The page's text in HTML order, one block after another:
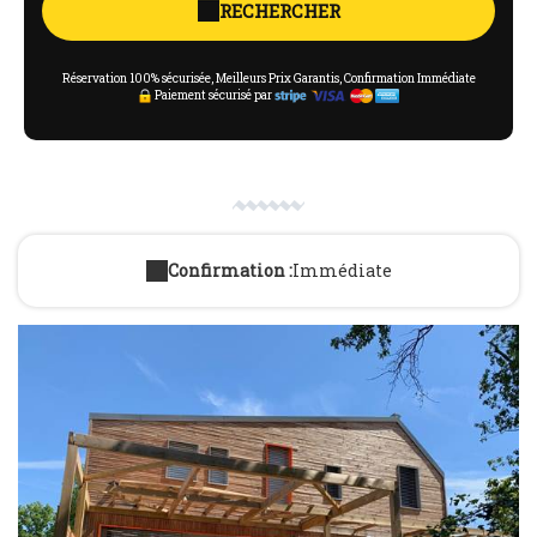
RECHERCHER
Réservation 100% sécurisée, Meilleurs Prix Garantis, Confirmation Immédiate
Paiement sécurisé par
Confirmation :Immédiate